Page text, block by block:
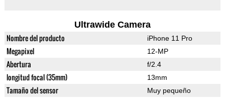
Ultrawide Camera
Nombre del producto iPhone 11 Pro
Megapixel 12-MP
Abertura f/2.4
longitud focal (35mm) 13mm
Tamaño del sensor Muy pequeño